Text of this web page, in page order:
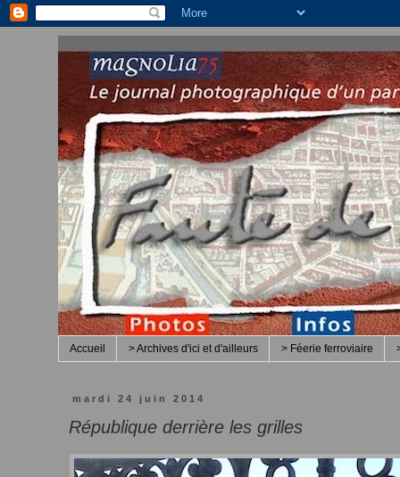
Accueil > Archives d'ici et d'ailleurs > Féerie ferroviaire
mardi 24 juin 2014
République derrière les grilles